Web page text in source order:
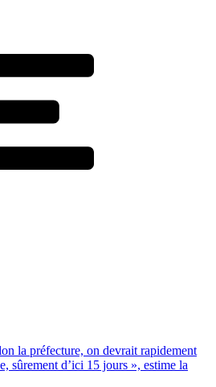
la préfecture, on devrait rapidement
sûrement d’ici 15 jours », estime la